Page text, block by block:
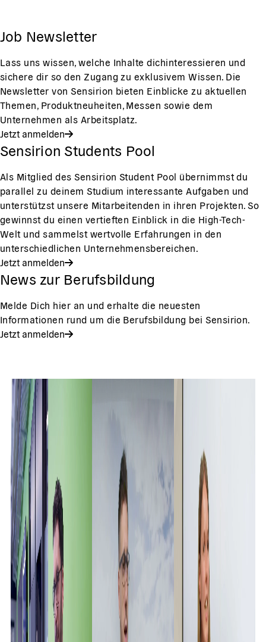
Job Newsletter
Lass uns wissen, welche Inhalte dichinteressieren und
sichere dir so den Zugang zu exklusivem Wissen. Die
Newsletter von Sensirion bieten Einblicke zu aktuellen
Themen, Produktneuheiten, Messen sowie dem
Unternehmen als Arbeitsplatz.
Jetzt anmelden
Sensirion Students Pool
Als Mitglied des Sensirion Student Pool übernimmst du
parallel zu deinem Studium interessante Aufgaben und
unterstützst unsere Mitarbeitenden in ihren Projekten. So
gewinnst du einen vertieften Einblick in die High-Tech-
Welt und sammelst wertvolle Erfahrungen in den
unterschiedlichen Unternehmensbereichen.
Jetzt anmelden
News zur Berufsbildung
Melde Dich hier an und erhalte die neuesten
Informationen rund um die Berufsbildung bei Sensirion.
Jetzt anmelden